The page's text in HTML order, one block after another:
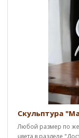
Скульптура
Любой размер по
цвета в разделе